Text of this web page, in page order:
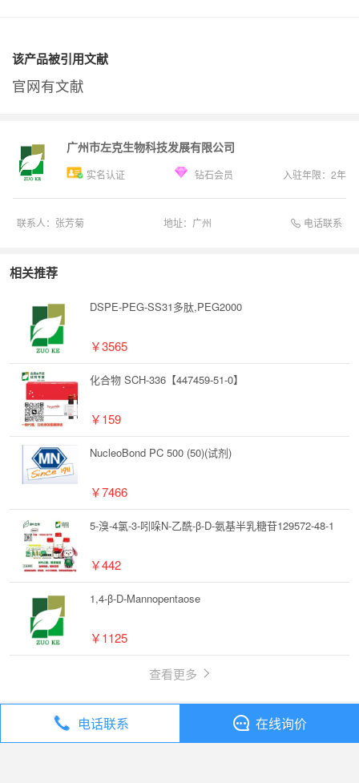
该产品被引用文献
官网有文献
广州市左克生物科技发展有限公司
实名认证 钻石会员 入驻年限： 2年
联系人： 张芳菊 地址： 广州 电话联系
相关推荐
DSPE-PEG-SS31多肽,PEG2000
￥3565
化合物 SCH-336【447459-51-0】
￥159
NucleoBond PC 500 (50)(试剂)
￥7466
5-溴-4氯-3-吲哚N-乙酰-β-D-氨基半乳糖苷129572-48-1
￥442
1,4-β-D-Mannopentaose
￥1125
查看更多
全部分类 试剂
电话联系 在线询价